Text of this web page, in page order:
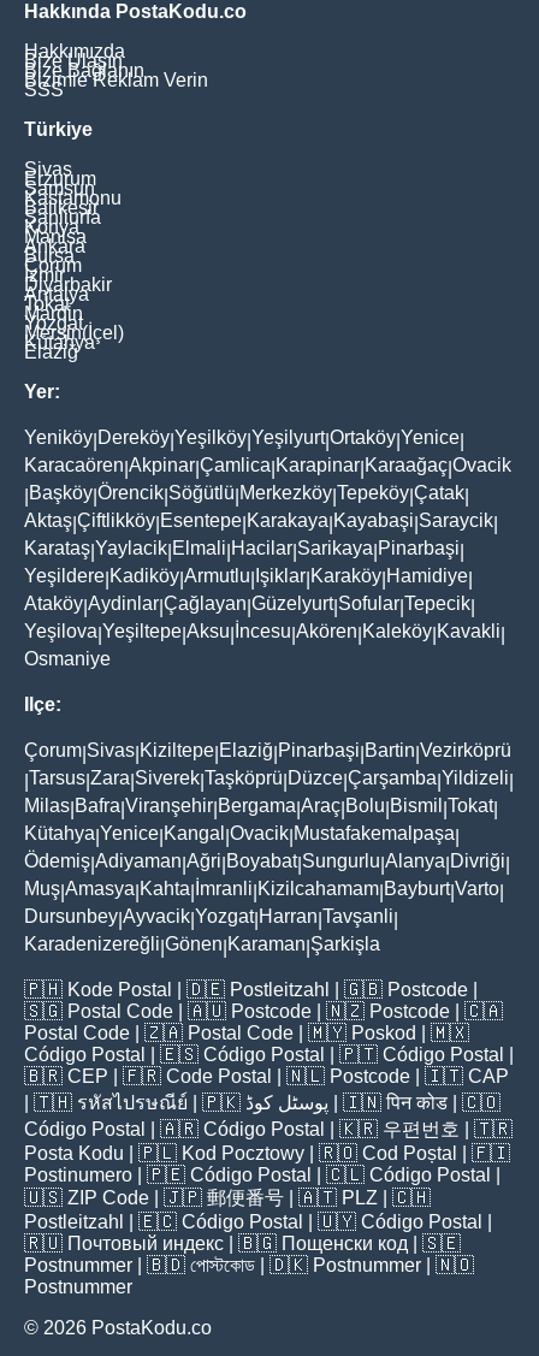
Hakkında PostaKodu.co
Hakkımızda
Bize Ulaşın
Bize Bağlanın
Bizimle Reklam Verin
SSS
Türkiye
Sivas
Erzurum
Samsun
Kastamonu
Balikesir
Şanliurfa
Konya
Manisa
Ankara
Bursa
Çorum
İzmir
Diyarbakir
Antalya
Tokat
Mardin
Yozgat
Mersin(İçel)
Kütahya
Elaziğ
Yer:
Yeniköy Dereköy Yeşilköy Yeşilyurt|Ortaköy Yenice
Karacaören Akpinar Çamlica Karapinar Karaağaç Ovacik
Başköy Örencik Söğütlü Merkezköy Tepeköy Çatak
Aktaş Çiftlikköy Esentepe Karakaya Kayabaşi Saraycik
Karataş Yaylacik Elmali Hacilar Sarikaya Pinarbaşi
Yeşildere Kadiköy Armutlu Işiklar Karaköy Hamidiye
Ataköy Aydinlar Çağlayan Güzelyurt| Sofular Tepecik
Yeşilova Yeşiltepe Aksu İncesu Akören Kaleköy Kavakli
Osmaniye
Ilçe:
Çorum Sivas Kiziltepe Elaziğ Pinarbaşi Bartin Vezirköprü
Tarsus Zara Siverek Taşköprü Düzce Çarşamba Yildizeli
Milas Bafra Viranşehir Bergama Araç Bolu Bismil Tokat|
Kütahya Yenice Kangal Ovacik Mustafakemalpaşa
Ödemiş Adiyaman Ağri Boyabat| Sungurlu Alanya Divriği
Muş Amasya Kahta İmranli Kizilcahamam Bayburt|Varto
Dursunbey Ayvacik Yozgat| Harran Tavşanli
Karadenizereğli Gönen Karaman Şarkişla
🇵🇭 Kode Postal | 🇩🇪 Postleitzahl | 🇬🇧 Postcode
🇸🇬 Postal Code | 🇦🇺 Postcode | 🇳🇿 Postcode | 🇨🇦
Postal Code | 🇿🇦 Postal Code | 🇲🇾 Poskod
| 🇲🇽
Código Postal
| 🇪🇸 Código Postal | 🇵🇹 Código Postal
🇧🇷 CEP | 🇫🇷 Code Postal | 🇳🇱 Postcode | 🇮🇹 CAP
| 🇹🇭 รหัสไปรษณีย์ | 🇵🇰 پوسٹل کوڈ | 🇮🇳पिन कोड | 🇨🇴
Código Postal
| 🇦🇷 Código Postal | 🇰🇷 우편번호
| 🇹🇷
Posta Kodu | 🇵🇱 Kod Pocztowy | 🇷🇴 Cod Poștal
| 🇫🇮
Postinumero | 🇵🇪 Código Postal | 🇨🇱 Código Postal
🇺🇸 ZIP Code | 🇯🇵 郵便番号 | 🇦🇹 PLZ | 🇨🇭
Postleitzahl
| 🇪🇨 Código Postal | 🇺🇾 Código Postal
🇷🇺 Почтовый индекс | 🇧🇬 Пощенски код | 🇸🇪
Postnummer | 🇧🇩 পোস্টকোড | 🇩🇰 Postnummer | 🇳🇴
Postnummer
© 2026 PostaKodu.co